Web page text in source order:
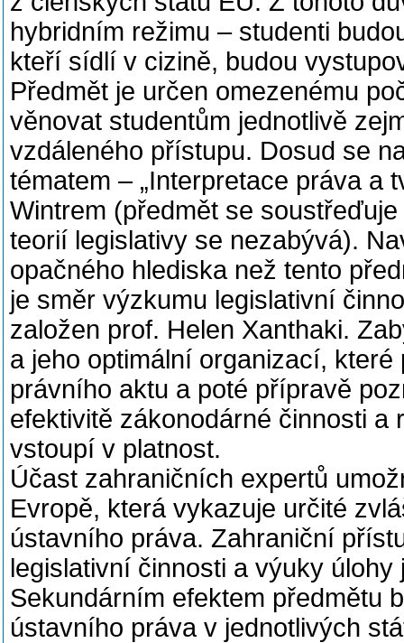
hybridním režimu – studenti
kteří sídlí v cizině, budou
Předmět je určen omezenému
věnovat studentům jednotlivě
vzdáleného přístupu. Dosud se
tématem – „Interpretace práva a
Wintrem (předmět se
teorií legislativy se nezabývá).
opačného hlediska než tento
je směr výzkumu legislativní
založen prof. Helen Xanthaki.
a jeho optimální organizací,
právního aktu a poté přípravě
efektivitě zákonodárné činnosti
vstoupí v platnost.
Účast zahraničních expertů
Evropě, která vykazuje určité
ústavního práva. Zahraniční
legislativní činnosti a výuky
Sekundárním efektem předmětu
ústavního práva v jednotlivých